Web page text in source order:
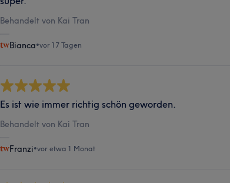
Behandelt von Kai Tran
Bianca•vor 17 Tagen
Es ist wie immer richtig schön geworden.
Behandelt von Kai Tran
Franzi•vor etwa 1 Monat